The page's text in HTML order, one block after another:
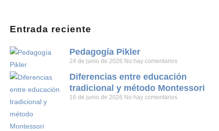
Entrada reciente
Pedagogía Pikler
24 de junio de 2026 No hay comentarios
Diferencias entre educación
tradicional y método Montessori
16 de junio de 2026 No hay comentarios